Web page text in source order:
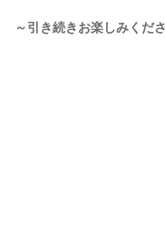
～引き続きお楽しみくだ